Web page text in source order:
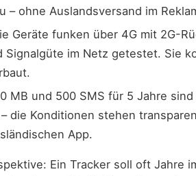
– ohne Auslandsversand im
Geräte funken über 4G mit 2G-
Signalgüte im Netz getestet. Sie
MB und 500 SMS für 5 Jahre
die Konditionen stehen
App.
Ein Tracker soll oft Jahre